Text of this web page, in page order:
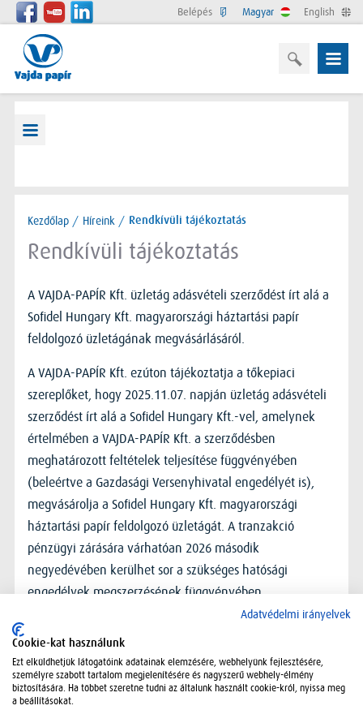
English
Magyar
Belépés
Kezdőlap / Híreink / Rendkívüli tájékoztatás
Rendkívüli tájékoztatás
A VAJDA-PAPÍR Kft. üzletág adásvételi szerződést írt alá a
Sofidel Hungary Kft. magyarországi háztartási papír
feldolgozó üzletágának megvásárlásáról.
A VAJDA-PAPÍR Kft. ezúton tájékoztatja a tőkepiaci
szereplőket, hogy 2025.11.07. napján üzletág adásvételi
szerződést írt alá a Sofidel Hungary Kft.-vel, amelynek
értelmében a VAJDA-PAPÍR Kft. a szerződésben
meghatározott feltételek teljesítése függvényében
(beleértve a Gazdasági Versenyhivatal engedélyét is),
megvásárolja a Sofidel Hungary Kft. magyarországi
háztartási papír feldolgozó üzletágát. A tranzakció
pénzügyi zárására várhatóan 2026 második
negyedévében kerülhet sor a szükséges hatósági
engedélyek megszerzésének függvényében.
Adatvédelmi irányelvek
Cookie-kat használunk
Ezt elküldhetjük látogatóink adatainak elemzésére, webhelyünk fejlesztésére,
személyre szabott tartalom megjelenítésére és nagyszerű webhely-élmény
biztosítására. Ha többet szeretne tudni az általunk használt cookie-król, nyissa meg
a beállításokat.